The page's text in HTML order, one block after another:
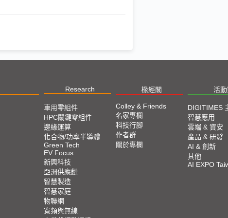
Research 椽經閣 活動
車用零組件
HPC關鍵零組件
邊緣運算
化合物/功率半導體
Green Tech
EV Focus
新興科技
亞洲供應鏈
智慧製造
智慧家庭
物聯網
寬頻與無線
Colley & Friends
名家專欄
科技行腳
作者群
關於專欄
DIGITIMES
智慧應用
雲端 & 資安
產品 & 研發
AI & 創新
其他
AI EXPO